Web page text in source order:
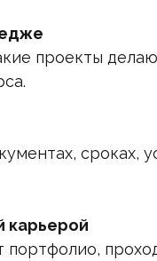
проекты
сроках,
карьерой